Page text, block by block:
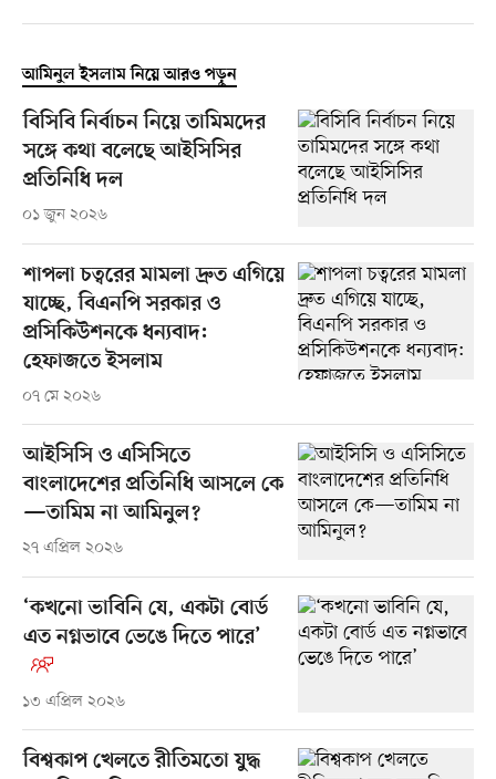
আমিনুল ইসলাম নিয়ে আরও পড়ুন
বিসিবি নির্বাচন নিয়ে তামিমদের
সঙ্গে কথা বলেছে আইসিসির
প্রতিনিধি দল
০১ জুন ২০২৬
শাপলা চত্বরের মামলা দ্রুত এগিয়ে
যাচ্ছে, বিএনপি সরকার ও
প্রসিকিউশনকে ধন্যবাদ:
হেফাজতে ইসলাম
০৭ মে ২০২৬
আইসিসি ও এসিসিতে
বাংলাদেশের প্রতিনিধি আসলে কে
—তামিম না আমিনুল?
২৭ এপ্রিল ২০২৬
‘কখনো ভাবিনি যে, একটা বোর্ড
এত নগ্নভাবে ভেঙে দিতে পারে’
১৩ এপ্রিল ২০২৬
বিশ্বকাপ খেলতে রীতিমতো যুদ্ধ